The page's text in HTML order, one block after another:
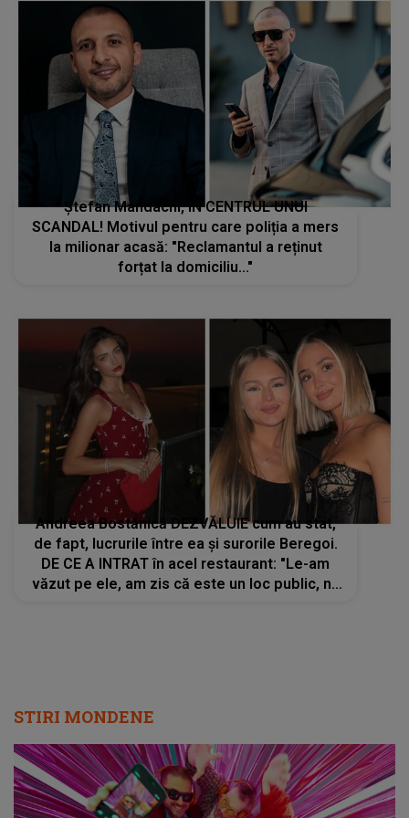
Ștefan Mandachi, ÎN CENTRUL UNUI
SCANDAL! Motivul pentru care poliția a mers
la milionar acasă: "Reclamantul a reținut
forțat la domiciliu..."
Andreea Bostănică DEZVĂLUIE cum au stat,
de fapt, lucrurile între ea și surorile Beregoi.
DE CE A INTRAT în acel restaurant: "Le-am
văzut pe ele, am zis că este un loc public, nu
STIRI MONDENE